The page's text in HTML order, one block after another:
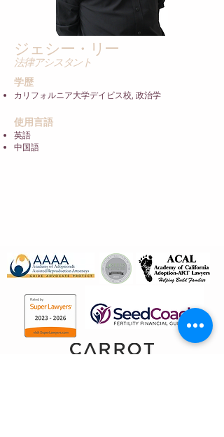
ジェシー・リー
法律アシスタント
学歴
カリフォルニア大学デイビス校 政治学
使用言語
英語
中国語